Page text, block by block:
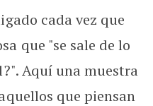
cada vez que
que "se sale de lo
Aquí una muestra
que piensan